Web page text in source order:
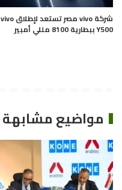
شركة vivo مصر تستعد لإطلاق vivo
Y500 ببطارية 8100 مللي أمبير
مواضيع مشابهة